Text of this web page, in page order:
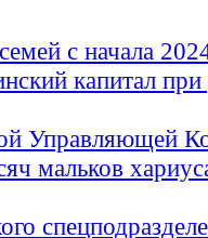
с начала
капитал
Управляющей
мальков